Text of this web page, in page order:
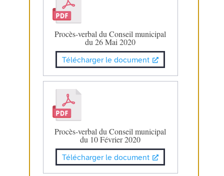
Procès-verbal du Conseil municipal
du 26 Mai 2020
Télécharger le document
Procès-verbal du Conseil municipal
du 10 Février 2020
Télécharger le document